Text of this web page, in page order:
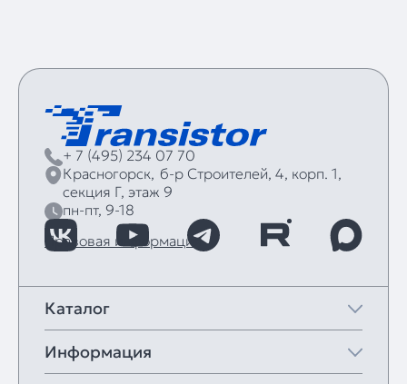
+ 7 (495) 234 07 70
Красногорск, б‑р Строителей, 4, корп. 1,
секция Г, этаж 9
пн-пт, 9-18
Правовая информация
Каталог
Информация